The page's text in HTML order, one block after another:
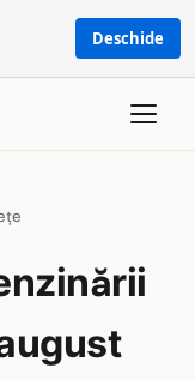
Deschide